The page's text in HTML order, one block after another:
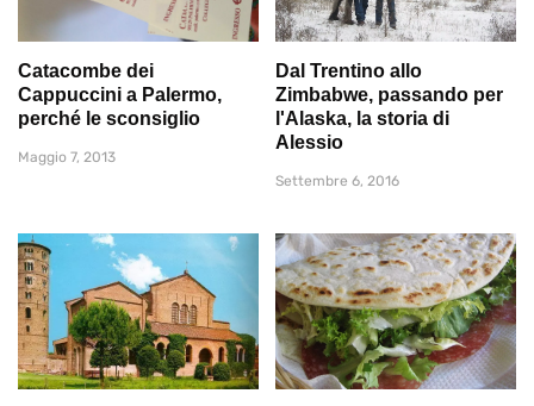
Catacombe dei
Cappuccini a Palermo,
perché le sconsiglio
Maggio 7, 2013
Dal Trentino allo
Zimbabwe, passando per
l'Alaska, la storia di
Alessio
Settembre 6, 2016